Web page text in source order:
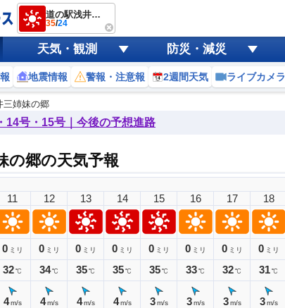
道の駅浅井三姉妹の郷
35/24
天気・観測 防災・減災
地震情報 警報・注意報 2週間天気 ライブカメラ
三姉妹の郷
14号・15号｜今後の予想進路
の郷の天気予報
11
0 ミリ
32℃
4 m/s
12
0 ミリ
34℃
4 m/s
13
0 ミリ
35℃
4 m/s
14
0 ミリ
35℃
4 m/s
15
0 ミリ
35℃
3 m/s
16
0 ミリ
33℃
3 m/s
17
0 ミリ
32℃
3 m/s
18
0 ミリ
31℃
3 m/s